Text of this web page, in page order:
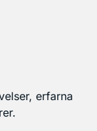
erfarna